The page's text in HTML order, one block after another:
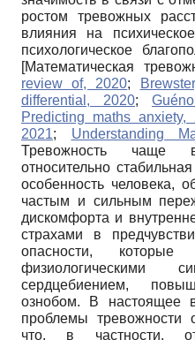
ростом тревожных
влияния на
психологическое
[Математическая
review of, 2020;
differential, 2020;
Predicting maths anxiety,
2021; Understanding
Тревожность чаще
относительно
особенность человека,
частым и сильным
дискомфорта и
страхами в
опасности, которые
физиологическими
сердцебиением,
ознобом. В настоящее
проблемы тревожности
что, в частности,